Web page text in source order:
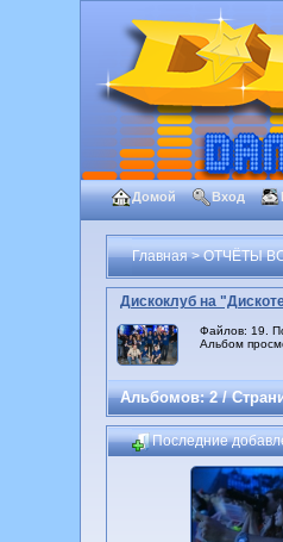
Домой Вход
Главная>ОТЧЁТЫ
Дискоклуб на
Файлов: 19.
Альбом
Альбомов: 2 /
Последние